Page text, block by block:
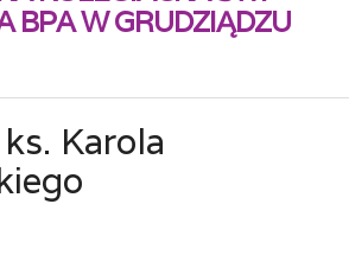
BPA W GRUDZIĄDZU
Karola